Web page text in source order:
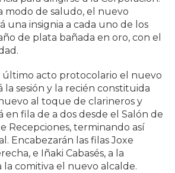
modo de saludo, el nuevo
una insignia a cada uno de los
de plata bañada en oro, con el
último acto protocolario el nuevo
sesión y la recién constituida
al toque de clarineros y
en fila de a dos desde el Salón de
Recepciones, terminando así
Encabezarán las filas Joxe
e Iñaki Cabasés, a la
la comitiva el nuevo alcalde.